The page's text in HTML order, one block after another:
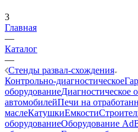
3
Главная
—
Каталог
—
Стенды развал-схождения
Контрольно-диагностическое
оборудованиеДиагностическое
автомобилейПечи на
маслеКатушкиЕмкости
оборудованиеОборудование